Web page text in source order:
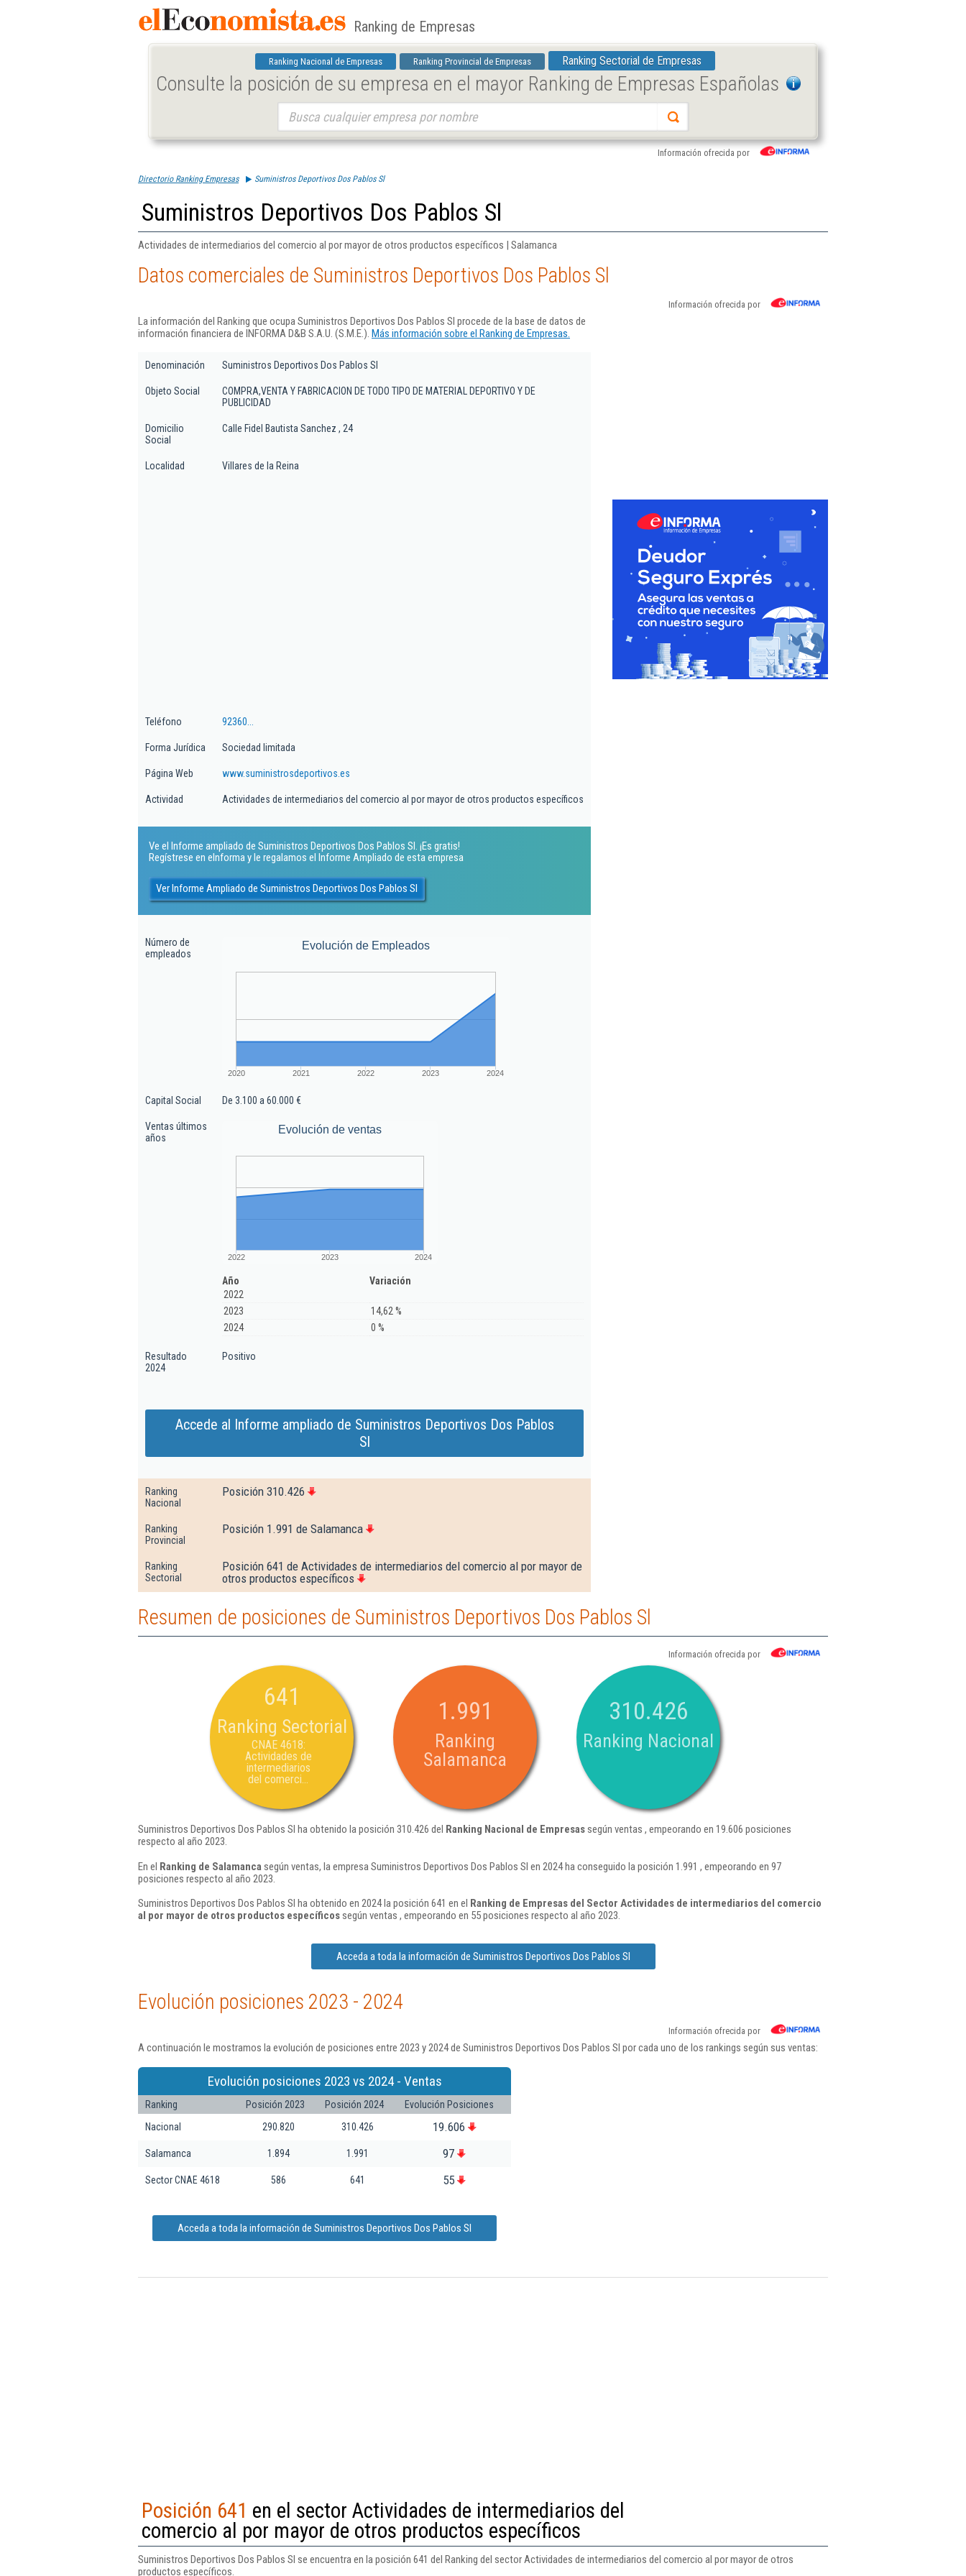
Ranking de Empresas
Ranking Nacional de Empresas Ranking Provincial de Empresas Ranking Sectorial de Empresas
Consulte la posición de su empresa en el mayor Ranking de Empresas Españolas
Información ofrecida por
Directorio Ranking Empresas Suministros Deportivos Dos Pablos Sl
Suministros Deportivos Dos Pablos Sl
Actividades de intermediarios del comercio al por mayor de otros productos específicos | Salamanca
Datos comerciales de Suministros Deportivos Dos Pablos Sl
Información ofrecida por
La información del Ranking que ocupa Suministros Deportivos Dos Pablos Sl procede de la base de datos de
información financiera de INFORMA D&B S.A.U. (S.M.E.). Más información sobre el Ranking de Empresas.
Denominación Suministros Deportivos Dos Pablos Sl
Objeto Social
COMPRA,VENTA Y FABRICACION DE TODO TIPO DE MATERIAL DEPORTIVO Y DE
PUBLICIDAD
Domicilio
Social
Calle Fidel Bautista Sanchez , 24
Localidad Villares de la Reina
Teléfono 92360...
Forma Jurídica Sociedad limitada
Página Web www.suministrosdeportivos.es
Actividad Actividades de intermediarios del comercio al por mayor de otros productos específicos
Ve el Informe ampliado de Suministros Deportivos Dos Pablos Sl. ¡Es gratis!
Regístrese en eInforma y le regalamos el Informe Ampliado de esta empresa
Ver Informe Ampliado de Suministros Deportivos Dos Pablos Sl
Número de
empleados
Evolución de Empleados
2020 2021 2022 2023 2024
Capital Social De 3.100 a 60.000 €
Ventas últimos
años
Evolución de ventas
2022 2023 2024
Año
Variación
2022
2023
14,62 %
2024
0 %
Resultado
2024
Positivo
Accede al Informe ampliado de Suministros Deportivos Dos Pablos
Sl
Ranking
Nacional
Posición 310.426
Ranking
Provincial
Posición 1.991 de Salamanca
Ranking
Sectorial
Posición 641 de Actividades de intermediarios del comercio al por mayor de
otros productos específicos
Resumen de posiciones de Suministros Deportivos Dos Pablos Sl
Información ofrecida por
641
Ranking Sectorial
CNAE 4618:
Actividades de
intermediarios
del comerci...
1.991
Ranking
Salamanca
310.426
Ranking Nacional
Suministros Deportivos Dos Pablos Sl ha obtenido la posición 310.426 del Ranking Nacional de Empresassegún ventas , empeorando en 19.606 posiciones
respecto al año 2023.
En el Ranking de Salamanca según ventas, la empresa Suministros Deportivos Dos Pablos Sl en 2024 ha conseguido la posición 1.991 , empeorando en 97
posiciones respecto al año 2023.
Suministros Deportivos Dos Pablos Sl ha obtenido en 2024 la posición 641 en el Ranking de Empresas del Sector Actividades de intermediarios del comercio
al por mayor de otros productos específicossegún ventas , empeorando en 55 posiciones respecto al año 2023.
Acceda a toda la información de Suministros Deportivos Dos Pablos Sl
Evolución posiciones 2023 - 2024
Información ofrecida por
A continuación le mostramos la evolución de posiciones entre 2023 y 2024 de Suministros Deportivos Dos Pablos Sl por cada uno de los rankings según sus ventas:
Evolución posiciones 2023 vs 2024 - Ventas
Ranking Posición 2023 Posición 2024
Evolución Posiciones
Nacional
290.820 310.426 19.606
Salamanca 1.894 1.991 97
Sector CNAE 4618 586 641 55
Acceda a toda la información de Suministros Deportivos Dos Pablos Sl
Posición 641 en el sector Actividades de intermediarios del
comercio al por mayor de otros productos específicos
Suministros Deportivos Dos Pablos Sl se encuentra en la posición 641 del Ranking del sector Actividades de intermediarios del comercio al por mayor de otros
productos específicos.